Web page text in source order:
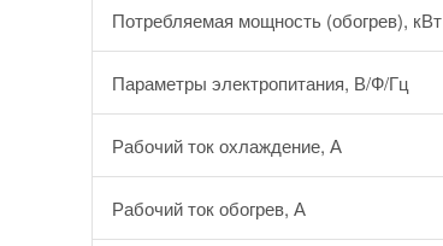
Потребляемая мощность (обогрев), кВт
Параметры электропитания, В/Ф/Гц
Рабочий ток охлаждение, А
Рабочий ток обогрев, А